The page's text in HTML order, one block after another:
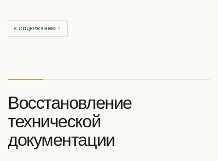
К СОДЕРЖАНИЮ ↑
Восстановление
технической
документации